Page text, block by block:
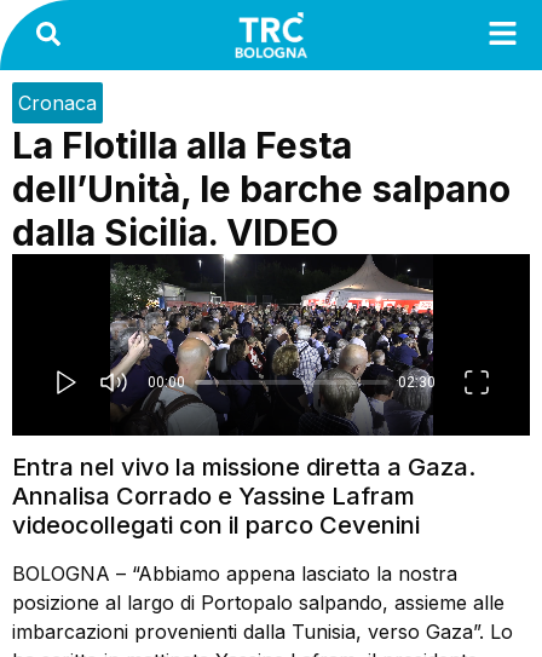
Cronaca
La Flotilla alla Festa
dell’Unità, le barche salpano
dalla Sicilia. VIDEO
Entra nel vivo la missione diretta a Gaza.
Annalisa Corrado e Yassine Lafram
videocollegati con il parco Cevenini
BOLOGNA – “Abbiamo appena lasciato la nostra
posizione al largo di Portopalo salpando, assieme alle
imbarcazioni provenienti dalla Tunisia, verso Gaza”. Lo